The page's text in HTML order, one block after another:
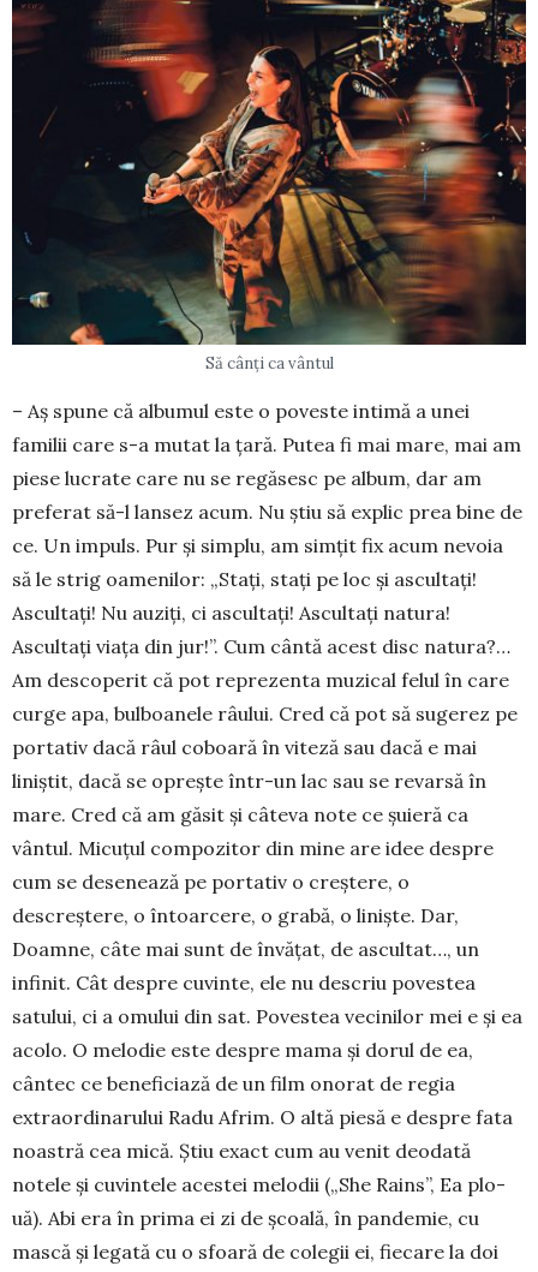
Să cânți ca vântul
– Aş spune că albumul este o poveste intimă a unei
familii care s-a mutat la ţară. Putea fi mai ma­re, mai am
piese lucrate care nu se regăsesc pe al­bum, dar am
preferat să-l lansez acum. Nu ştiu să explic prea bine de
ce. Un impuls. Pur şi sim­plu, am simţit fix acum nevoia
să le strig oame­nilor: „Staţi, staţi pe loc şi ascultaţi!
Ascultaţi! Nu auziţi, ci ascultaţi! Ascultaţi natura!
Ascultaţi viaţa din jur!”. Cum cântă acest disc natura?…
Am desco­perit că pot reprezenta muzical felul în care
curge apa, bulboanele râului. Cred că pot să sugerez pe
portativ dacă râul coboară în viteză sau dacă e mai
liniştit, dacă se opreşte într-un lac sau se revarsă în
mare. Cred că am găsit şi câteva note ce şuieră ca
vântul. Micuţul compozitor din mine are idee despre
cum se desenează pe portativ o creştere, o
descreştere, o întoarcere, o grabă, o linişte. Dar,
Doamne, câte mai sunt de învăţat, de ascultat…, un
infinit. Cât despre cuvinte, ele nu descriu po­vestea
satului, ci a omului din sat. Povestea vecinilor mei e şi ea
acolo. O melodie este despre mama şi dorul de ea,
cântec ce beneficiază de un film onorat de regia
extraordinarului Radu Afrim. O altă piesă e despre fata
noastră cea mică. Ştiu exact cum au venit deodată
notele şi cuvintele acestei melodii („She Rains”, Ea plo­
uă). Abi era în prima ei zi de şcoală, în pandemie, cu
mască şi legată cu o sfoară de colegii ei, fiecare la doi